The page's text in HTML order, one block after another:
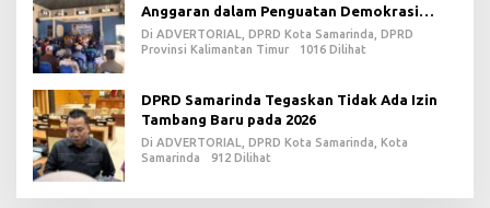
Anggaran dalam Penguatan Demokrasi
Daerah di PPU
Di ADVERTORIAL, DPRD Kota Samarinda, DPRD
Provinsi Kalimantan Timur
1016 Dilihat
DPRD Samarinda Tegaskan Tidak Ada Izin
Tambang Baru pada 2026
Di ADVERTORIAL, DPRD Kota Samarinda, Kota
Samarinda
912 Dilihat